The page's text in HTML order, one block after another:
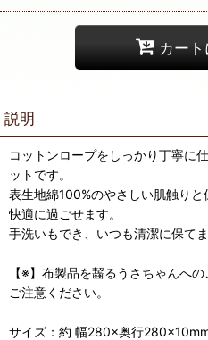
カー
説明
コットンロープをしっかり丁寧に
ットです。
表生地綿100%のやさしい肌触り
快適に過ごせます。
手洗いもでき、いつも清潔に保てま
【※】布製品を齧るうさちゃんへ
ご注意ください。
サイズ：約 幅280×奥行